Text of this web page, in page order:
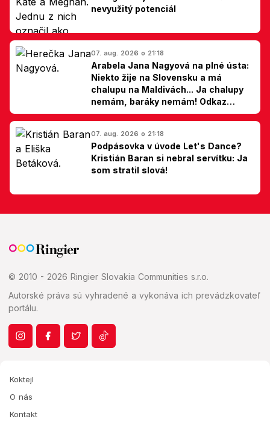
nevyužitý potenciál
07. aug. 2026 o 21:18
Arabela Jana Nagyová na plné ústa:
Niekto žije na Slovensku a má
chalupu na Maldivách... Ja chalupy
nemám, baráky nemám! Odkaz
Slovákom
07. aug. 2026 o 21:18
Podpásovka v úvode Let's Dance?
Kristián Baran si nebral servítku: Ja
som stratil slová!
© 2010 - 2026 Ringier Slovakia Communities s.r.o.
Autorské práva sú vyhradené a vykonáva ich prevádzkovateľ
portálu.
Koktejl
O nás
Kontakt